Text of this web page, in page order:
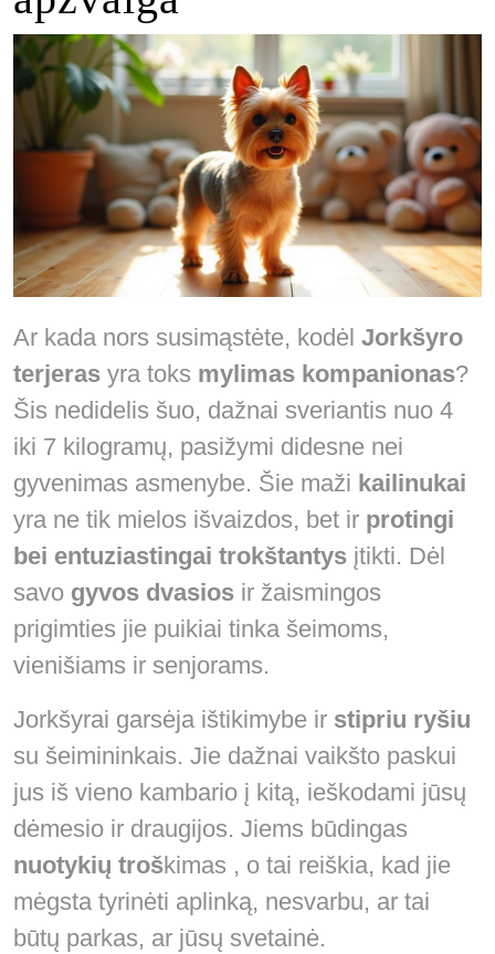
Ar kada nors susimąstėte, kodėl Jorkšyro
terjeras yra toks mylimas kompanionas?
Šis nedidelis šuo, dažnai sveriantis nuo 4
iki 7 kilogramų, pasižymi didesne nei
gyvenimas asmenybe. Šie maži kailinukai
yra ne tik mielos išvaizdos, bet ir protingi
bei entuziastingai trokštantys įtikti. Dėl
savo gyvos dvasios ir žaismingos
prigimties jie puikiai tinka šeimoms,
vienišiams ir senjorams.
Jorkšyrai garsėja ištikimybe ir stipriu ryšiu
su šeimininkais. Jie dažnai vaikšto paskui
jus iš vieno kambario į kitą, ieškodami jūsų
dėmesio ir draugijos. Jiems būdingas
nuotykių troškimas , o tai reiškia, kad jie
mėgsta tyrinėti aplinką, nesvarbu, ar tai
būtų parkas, ar jūsų svetainė.